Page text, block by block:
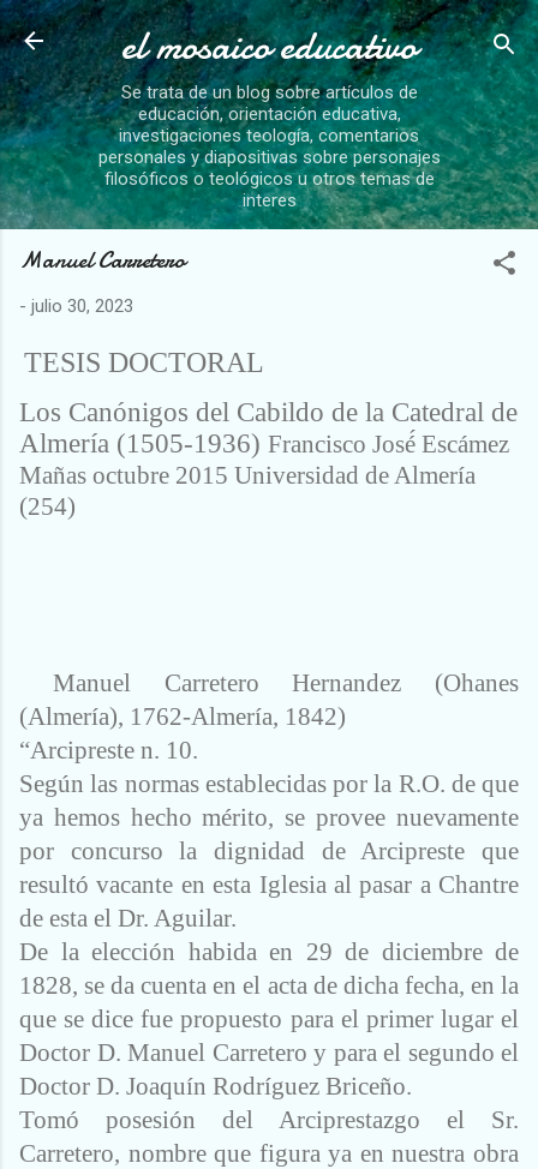
Ir al contenido principal
el mosaico educativo
Se trata de un blog sobre artículos de
educación, orientación educativa,
investigaciones teología, comentarios
personales y diapositivas sobre personajes
filosóficos o teológicos u otros temas de
interes
Manuel Carretero
- julio 30, 2023
TESIS DOCTORAL
Los Canónigos del Cabildo de la Catedral de
Almería (1505-1936) Francisco José́ Escámez
Mañas octubre 2015 Universidad de Almería
(254)
Manuel Carretero Hernandez (Ohanes
(Almería), 1762-Almería, 1842)
“Arcipreste n. 10.
Según las normas establecidas por la R.O. de que
ya hemos hecho mérito, se provee nuevamente
por concurso la dignidad de Arcipreste que
resultó vacante en esta Iglesia al pasar a Chantre
de esta el Dr. Aguilar.
De la elección habida en 29 de diciembre de
1828, se da cuenta en el acta de dicha fecha, en la
que se dice fue propuesto para el primer lugar el
Doctor D. Manuel Carretero y para el segundo el
Doctor D. Joaquín Rodríguez Briceño.
Tomó posesión del Arciprestazgo el Sr.
Carretero, nombre que figura ya en nuestra obra